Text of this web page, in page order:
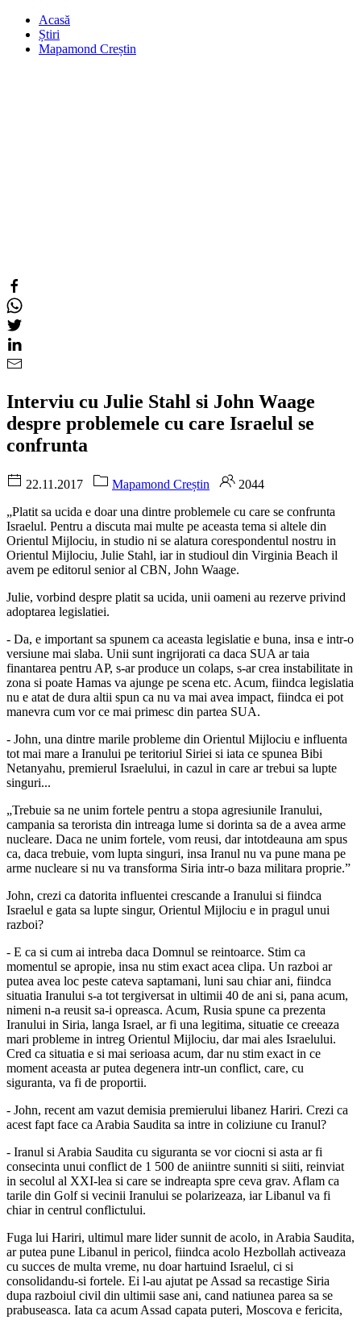
Acasă
Știri
Mapamond Creștin
Interviu cu Julie Stahl si John Waage
despre problemele cu care Israelul se
confrunta
22.11.2017 Mapamond Creștin
2044
„Platit sa ucida e doar una dintre problemele cu care se confrunta
Israelul. Pentru a discuta mai multe pe aceasta tema si altele din
Orientul Mijlociu, in studio ni se alatura corespondentul nostru in
Orientul Mijlociu, Julie Stahl, iar in studioul din Virginia Beach il
avem pe editorul senior al CBN, John Waage.
Julie, vorbind despre platit sa ucida, unii oameni au rezerve privind
adoptarea legislatiei.
- Da, e important sa spunem ca aceasta legislatie e buna, insa e intr-o
versiune mai slaba. Unii sunt ingrijorati ca daca SUA ar taia
finantarea pentru AP, s-ar produce un colaps, s-ar crea instabilitate in
zona si poate Hamas va ajunge pe scena etc. Acum, fiindca legislatia
nu e atat de dura altii spun ca nu va mai avea impact, fiindca ei pot
manevra cum vor ce mai primesc din partea SUA.
- John, una dintre marile probleme din Orientul Mijlociu e influenta
tot mai mare a Iranului pe teritoriul Siriei si iata ce spunea Bibi
Netanyahu, premierul Israelului, in cazul in care ar trebui sa lupte
singuri...
„Trebuie sa ne unim fortele pentru a stopa agresiunile Iranului,
campania sa terorista din intreaga lume si dorinta sa de a avea arme
nucleare. Daca ne unim fortele, vom reusi, dar intotdeauna am spus
ca, daca trebuie, vom lupta singuri, insa Iranul nu va pune mana pe
arme nucleare si nu va transforma Siria intr-o baza militara proprie.”
John, crezi ca datorita influentei crescande a Iranului si fiindca
Israelul e gata sa lupte singur, Orientul Mijlociu e in pragul unui
razboi?
- E ca si cum ai intreba daca Domnul se reintoarce. Stim ca
momentul se apropie, insa nu stim exact acea clipa. Un razboi ar
putea avea loc peste cateva saptamani, luni sau chiar ani, fiindca
situatia Iranului s-a tot tergiversat in ultimii 40 de ani si, pana acum,
nimeni n-a reusit sa-i opreasca. Acum, Rusia spune ca prezenta
Iranului in Siria, langa Israel, ar fi una legitima, situatie ce creeaza
mari probleme in intreg Orientul Mijlociu, dar mai ales Israelului.
Cred ca situatia e si mai serioasa acum, dar nu stim exact in ce
moment aceasta ar putea degenera intr-un conflict, care, cu
siguranta, va fi de proportii.
- John, recent am vazut demisia premierului libanez Hariri. Crezi ca
acest fapt face ca Arabia Saudita sa intre in coliziune cu Iranul?
- Iranul si Arabia Saudita cu siguranta se vor ciocni si asta ar fi
consecinta unui conflict de 1 500 de aniintre sunniti si siiti, reinviat
in secolul al XXI-lea si care se indreapta spre ceva grav. Aflam ca
tarile din Golf si vecinii Iranului se polarizeaza, iar Libanul va fi
chiar in centrul conflictului.
Fuga lui Hariri, ultimul mare lider sunnit de acolo, in Arabia Saudita,
ar putea pune Libanul in pericol, fiindca acolo Hezbollah activeaza
cu succes de multa vreme, nu doar hartuind Israelul, ci si
consolidandu-si fortele. Ei l-au ajutat pe Assad sa recastige Siria
dupa razboiul civil din ultimii sase ani, cand natiunea parea sa se
prabuseasca. Iata ca acum Assad capata puteri, Moscova e fericita,